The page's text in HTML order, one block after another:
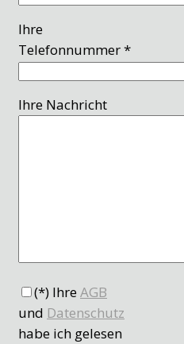
Ihre
Telefonnummer *
Ihre Nachricht
(*) IhreAGB
und Datenschutz
habe ich gelesen